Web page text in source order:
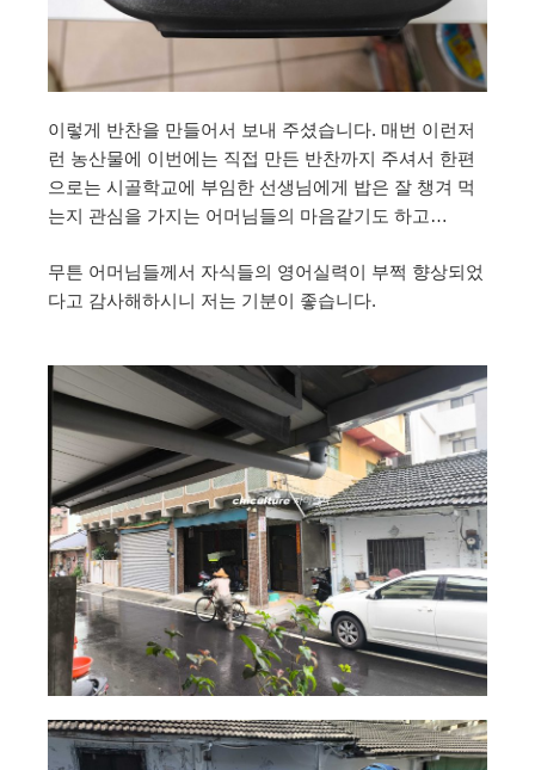
이렇게 반찬을 만들어서 보내 주셨습니다. 매번 이런저
런 농산물에 이번에는 직접 만든 반찬까지 주셔서 한편
으로는 시골학교에 부임한 선생님에게 밥은 잘 챙겨 먹
는지 관심을 가지는 어머님들의 마음같기도 하고…
무튼 어머님들께서 자식들의 영어실력이 부쩍 향상되었
다고 감사해하시니 저는 기분이 좋습니다.